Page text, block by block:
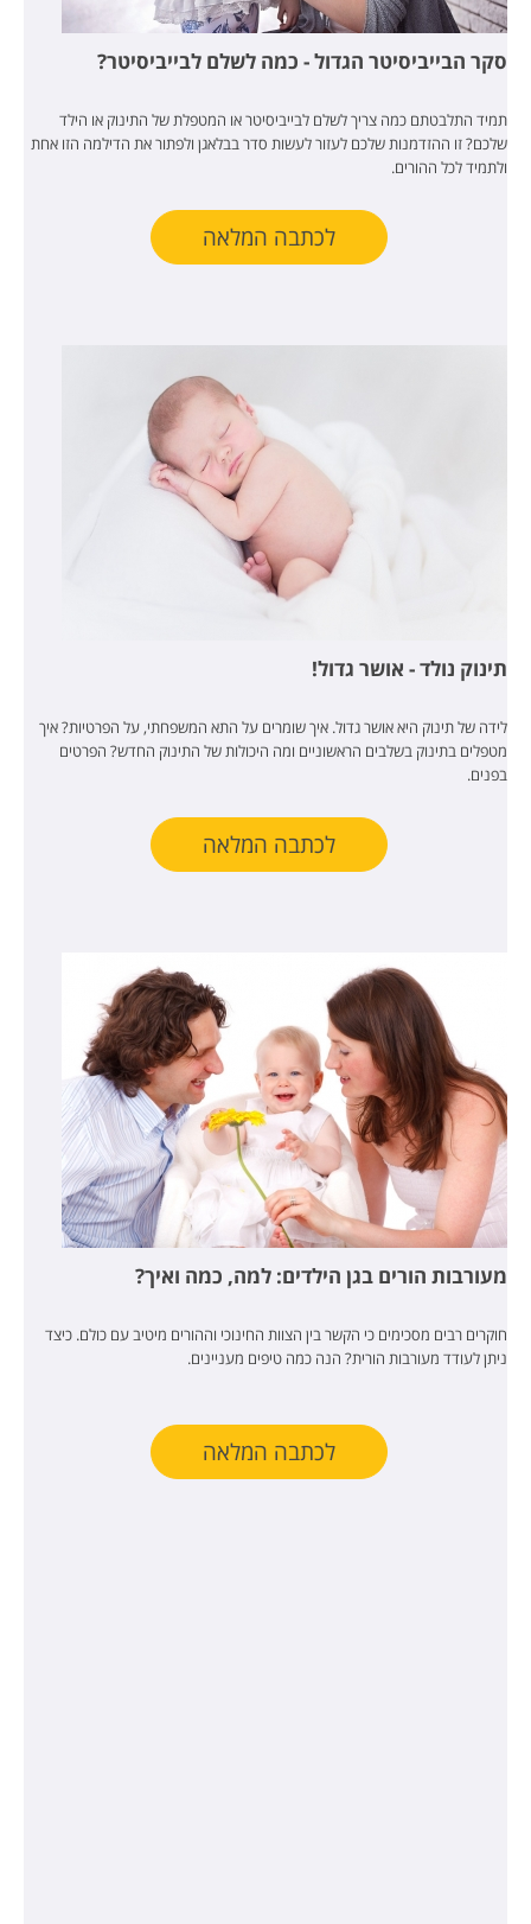
סקר הבייביסיטר הגדול - כמה לשלם לבייביסיטר?
תמיד התלבטתם כמה צריך לשלם לבייביסיטר או המטפלת של התינוק או הילד
שלכם? זו ההזדמנות שלכם לעזור לעשות סדר בבלאגן ולפתור את הדילמה הזו אחת
ולתמיד לכל ההורים.
לכתבה המלאה
תינוק נולד - אושר גדול!
לידה של תינוק היא אושר גדול. איך שומרים על התא המשפחתי, על הפרטיות? איך
מטפלים בתינוק בשלבים הראשוניים ומה היכולות של התינוק החדש? הפרטים
בפנים.
לכתבה המלאה
מעורבות הורים בגן הילדים: למה, כמה ואיך?
חוקרים רבים מסכימים כי הקשר בין הצוות החינוכי וההורים מיטיב עם כולם. כיצד
ניתן לעודד מעורבות הורית? הנה כמה טיפים מעניינים.
לכתבה המלאה